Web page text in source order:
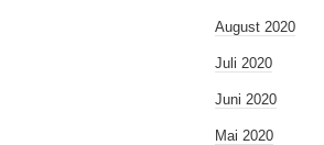
August 2020
Juli 2020
Juni 2020
Mai 2020